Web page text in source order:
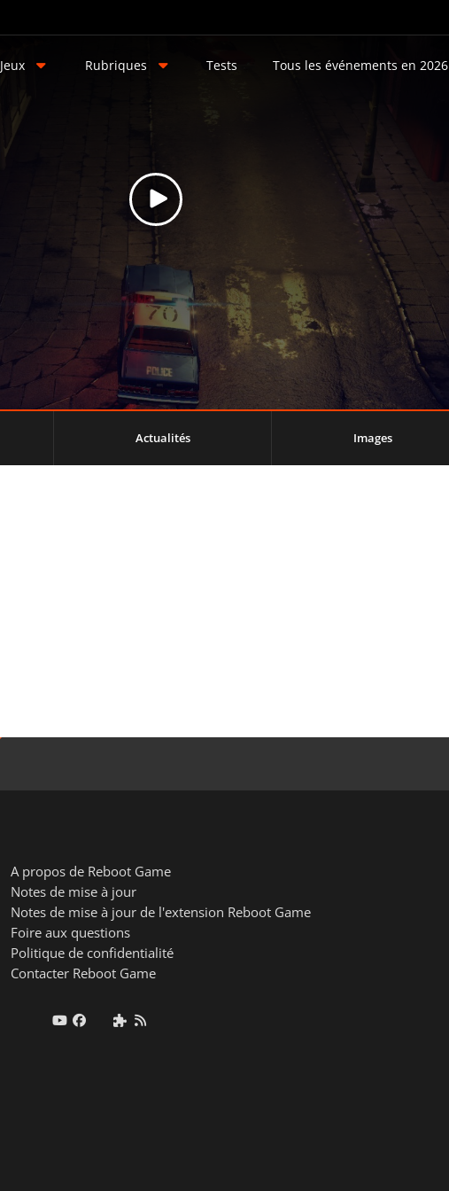
Jeux Rubriques Tests Tous les événements en 2026
Actualités Images
A propos de Reboot Game
Notes de mise à jour
Notes de mise à jour de l'extension Reboot Game
Foire aux questions
Politique de confidentialité
Contacter Reboot Game